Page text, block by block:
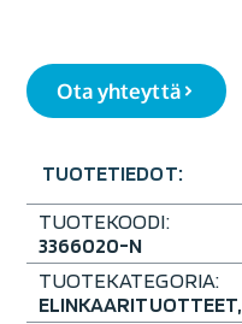
Ota yhteyttä
TUOTETIEDOT:
TUOTEKOODI:
3366020-N
TUOTEKATEGORIA:
ELINKAARITUOTTEET,